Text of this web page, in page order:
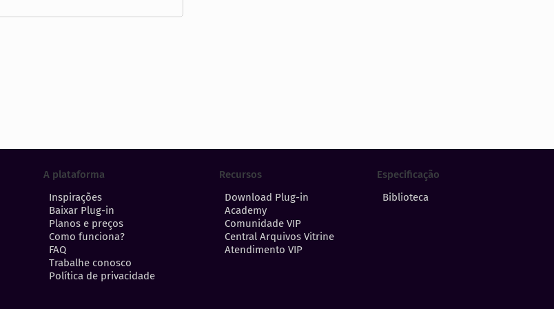
A plataforma
Inspirações
Baixar Plug-in
Planos e preços
Como funciona?
FAQ
Trabalhe conosco
Política de privacidade
Recursos
Download Plug-in
Academy
Comunidade VIP
Central Arquivos Vitrine
Atendimento VIP
Especificação
Biblioteca